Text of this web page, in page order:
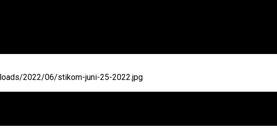
2022/06/stikom-juni-25-2022.jpg